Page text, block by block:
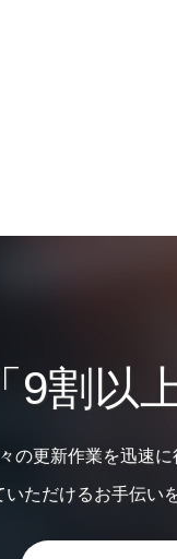
割以
の更新作業を迅速
ただけるお手伝い